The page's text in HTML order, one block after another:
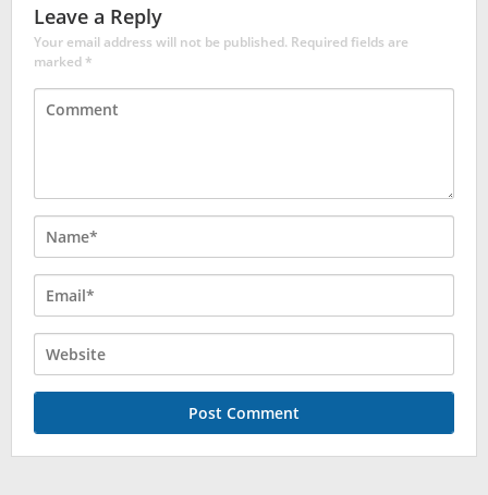
Leave a Reply
Your email address will not be published. Required fields are
marked*